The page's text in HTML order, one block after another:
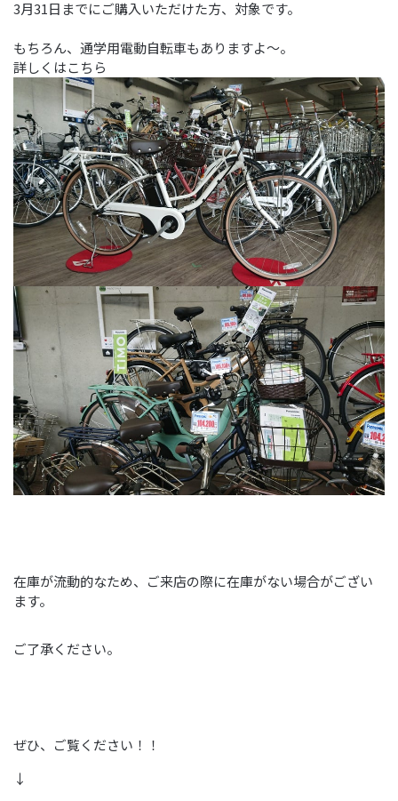
3月31日までにご購入いただけた方、対象です。
もちろん、通学用電動自転車もありますよ～。
詳しくはこちら
在庫が流動的なため、ご来店の際に在庫がない場合がござい
ます。
ご了承ください。
ぜひ、ご覧ください！！
↓